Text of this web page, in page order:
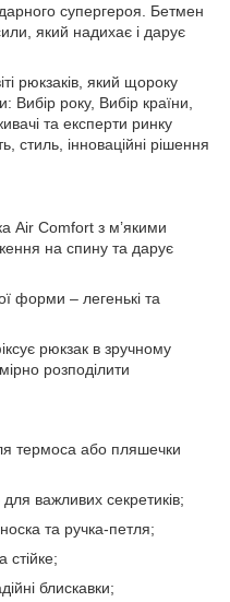
супергероя. Бетмен
який надихає і дарує
рюкзаків, який щороку
Вибір року, Вибір країни,
та експерти ринку
стиль, інноваційні рішення
Air Comfort з м’якими
на спину та дарує
форми – легенькі та
рюкзак в зручному
розподілити
термоса або пляшечки
важливих секретиків;
та ручка-петля;
стійке;
блискавки;